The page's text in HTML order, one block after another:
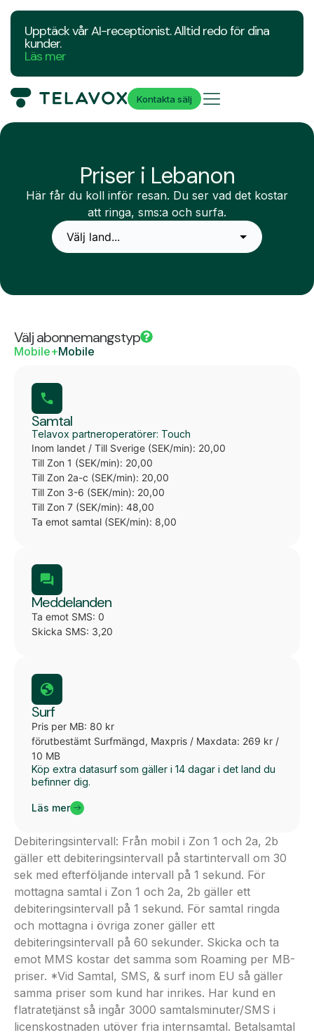
Upptäck vår AI-receptionist. Alltid redo för dina
kunder.
Läs mer
Kontakta sälj
Priser i Lebanon
Här får du koll inför resan. Du ser vad det kostar
att ringa, sms:a och surfa.
Välj abonnemangstyp
Mobile+Mobile
Samtal
Telavox partneroperatörer: Touch
Inom landet / Till Sverige (SEK/min): 20,00
Till Zon 1 (SEK/min): 20,00
Till Zon 2a-c (SEK/min): 20,00
Till Zon 3-6 (SEK/min): 20,00
Till Zon 7 (SEK/min): 48,00
Ta emot samtal (SEK/min): 8,00
Meddelanden
Ta emot SMS: 0
Skicka SMS: 3,20
Surf
Pris per MB: 80 kr
förutbestämt Surfmängd, Maxpris / Maxdata: 269 kr /
10 MB
Köp extra datasurf som gäller i 14 dagar i det land du
befinner dig.
Läs mer
Debiteringsintervall: Från mobil i Zon 1 och 2a, 2b
gäller ett debiteringsintervall på startintervall om 30
sek med efterföljande intervall på 1 sekund. För
mottagna samtal i Zon 1 och 2a, 2b gäller ett
debiteringsintervall på 1 sekund. För samtal ringda
och mottagna i övriga zoner gäller ett
debiteringsintervall på 60 sekunder. Skicka och ta
emot MMS kostar det samma som Roaming per MB-
priser. *Vid Samtal, SMS, & surf inom EU så gäller
samma priser som kund har inrikes. Har kund en
flatratetjänst så ingår 3000 samtalsminuter/SMS i
licenskostnaden utöver fria internsamtal. Betalsamtal